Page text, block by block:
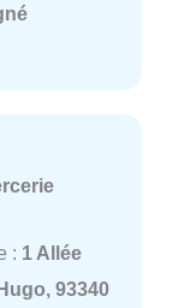
: 1 Allée
93340